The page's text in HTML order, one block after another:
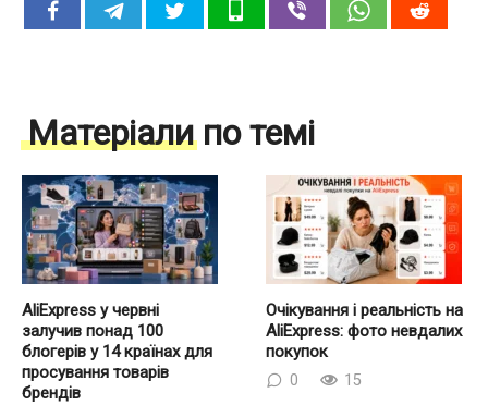
Матеріали по темі
AliExpress у червні
залучив понад 100
блогерів у 14 країнах для
просування товарів
брендів
Очікування і реальність на
AliExpress: фото невдалих
покупок
0 15